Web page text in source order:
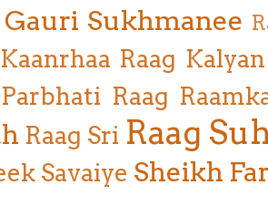
Gauri Sukhmanee
Raag Kalyan
Raag
Raag Sri Raag
Savaiye Sheikh